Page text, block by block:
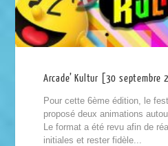
Arcade’ Kultur [30 septembre
Pour cette 6ème édition, le
proposé deux animations
Le format a été revu afin de
initiales et rester fidèle...